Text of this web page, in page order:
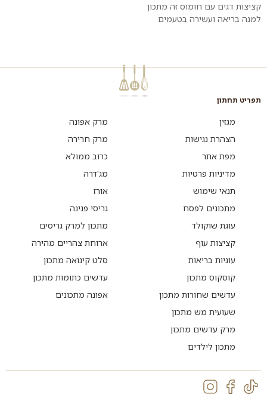
קציצות דגים עם חומוס זה מתכון
למנה בריאה ועשירה בטעמים
תפריט תחתון
מגזין
הצהרת נגישות
מפת אתר
מדיניות פרטיות
תנאי שימוש
מתכונים לפסח
עוגת שוקולד
קציצות עוף
עוגיות בריאות
קוסקוס מתכון
עדשים שחורות מתכון
שעועית מש מתכון
מרק עדשים מתכון
מתכון לילדים
מרק אפונה
מרק חרירה
כרוב ממולא
מג'דרה
אורז
גריסי פנינה
מתכון למרק גריסים
ארוחת צהריים מהירה
סלט קינואה מתכון
עדשים כתומות מתכון
אפונה מתכונים